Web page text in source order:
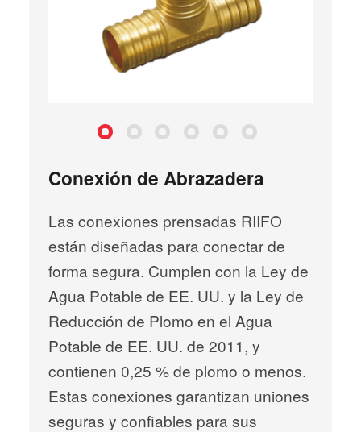
Conexión de Abrazadera
Las conexiones prensadas RIIFO
están diseñadas para conectar de
forma segura. Cumplen con la Ley de
Agua Potable de EE. UU. y la Ley de
Reducción de Plomo en el Agua
Potable de EE. UU. de 2011, y
contienen 0,25 % de plomo o menos.
Estas conexiones garantizan uniones
seguras y confiables para sus
Te de engarce de latón
Acoplamiento de engarce de latón
Codo de sudoración macho
Te reductora de latón